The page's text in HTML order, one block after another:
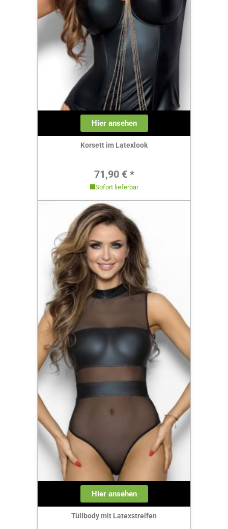
Hier ansehen
Korsett im Latexlook
Regulärer Preis:
71,90 € *
Sofort lieferbar
Hier ansehen
Tüllbody mit Latexstreifen